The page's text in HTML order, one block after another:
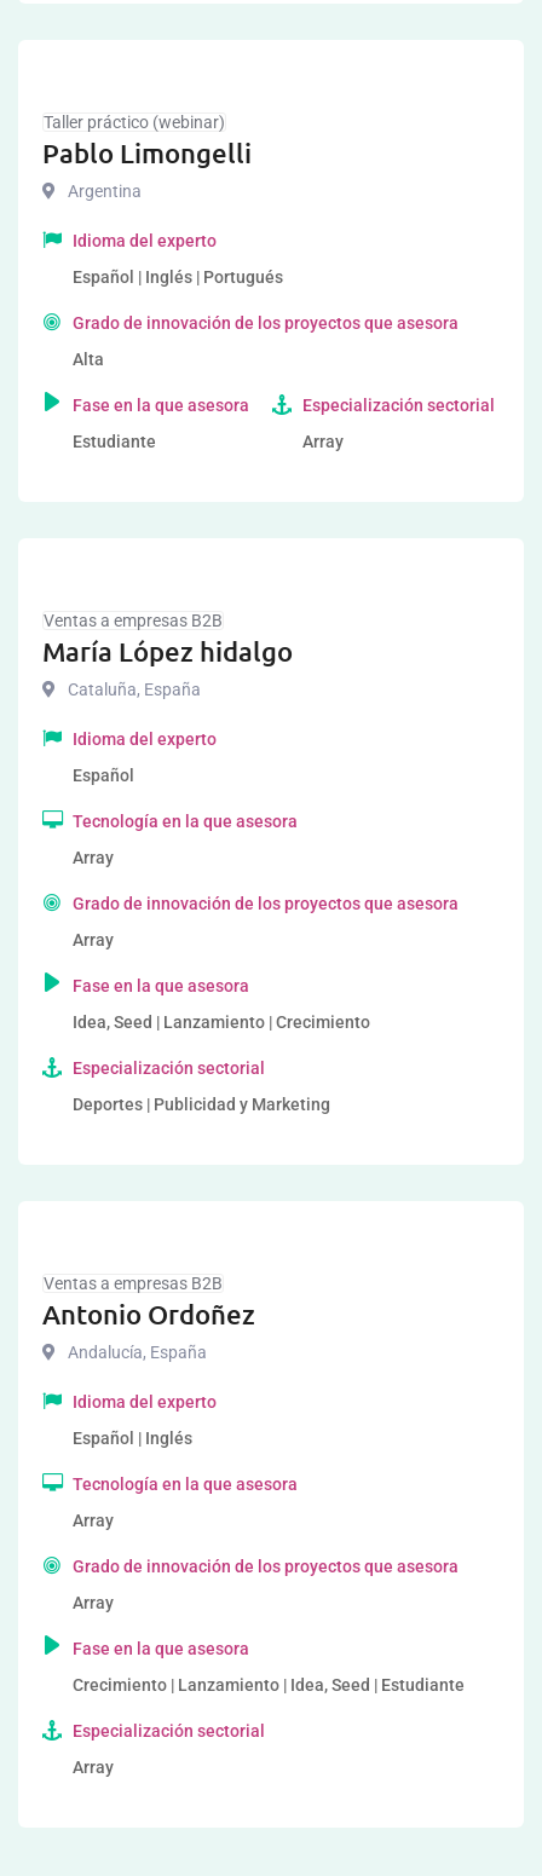
Taller práctico (webinar)
Pablo Limongelli
Argentina
Idioma del experto
Español | Inglés | Portugués
Grado de innovación de los proyectos que asesora
Alta
Fase en la que asesora
Estudiante
Especialización sectorial
Array
Ventas a empresas B2B
María López hidalgo
Cataluña, España
Idioma del experto
Español
Tecnología en la que asesora
Array
Grado de innovación de los proyectos que asesora
Array
Fase en la que asesora
Idea, Seed | Lanzamiento | Crecimiento
Especialización sectorial
Deportes | Publicidad y Marketing
Ventas a empresas B2B
Antonio Ordoñez
Andalucía, España
Idioma del experto
Español | Inglés
Tecnología en la que asesora
Array
Grado de innovación de los proyectos que asesora
Array
Fase en la que asesora
Crecimiento | Lanzamiento | Idea, Seed | Estudiante
Especialización sectorial
Array